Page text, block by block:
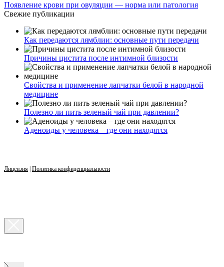
Появление крови при овуляции — норма или патология
Свежие публикации
Как передаются лямблии: основные пути передачи
Причины цистита после интимной близости
Свойства и применение лапчатки белой в народной
медицине
Полезно ли пить зеленый чай при давлении?
Аденоиды у человека – где они находятся
Лицензия Политика конфиденциальности